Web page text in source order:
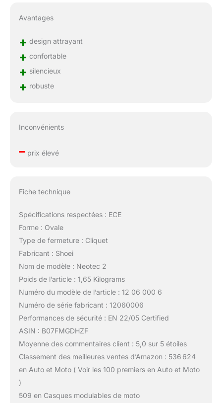
Avantages
+ design attrayant
+ confortable
+ silencieux
+ robuste
Inconvénients
–prix élevé
Fiche technique
Spécifications respectées : ECE
Forme : Ovale
Type de fermeture : Cliquet
Fabricant : Shoei
Nom de modèle : Neotec 2
Poids de l’article : 1,65 Kilograms
Numéro du modèle de l’article : 12 06 000 6
Numéro de série fabricant : 12060006
Performances de sécurité : EN 22/05 Certified
ASIN : B07FMGDHZF
Moyenne des commentaires client : 5,0 sur 5 étoiles
Classement des meilleures ventes d’Amazon : 536 624
en Auto et Moto ( Voir les 100 premiers en Auto et Moto
)
509 en Casques modulables de moto